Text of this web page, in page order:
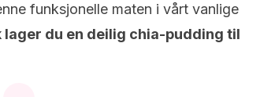
funksjonelle maten i vårt vanlige
lager du en deilig chia-pudding til